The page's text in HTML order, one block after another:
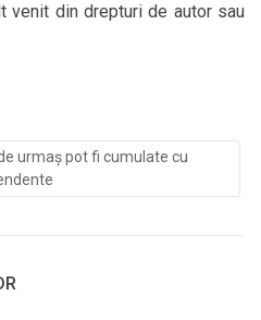
venit din drepturi de autor sau
urmaș pot fi cumulate cu